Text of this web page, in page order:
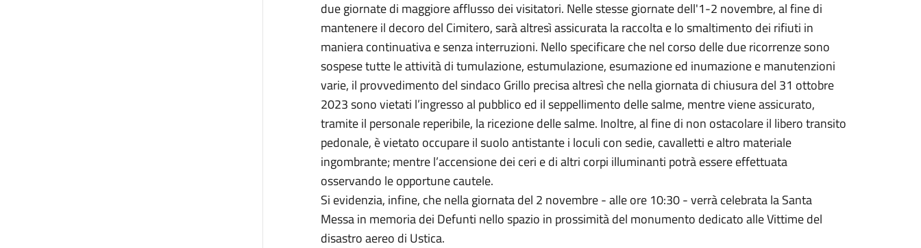
due giornate di maggiore afflusso dei visitatori. Nelle stesse giornate dell'1-2 novembre, al fine di
mantenere il decoro del Cimitero, sarà altresì assicurata la raccolta e lo smaltimento dei rifiuti in
maniera continuativa e senza interruzioni. Nello specificare che nel corso delle due ricorrenze sono
sospese tutte le attività di tumulazione, estumulazione, esumazione ed inumazione e manutenzioni
varie, il provvedimento del sindaco Grillo precisa altresì che nella giornata di chiusura del 31 ottobre
2023 sono vietati l’ingresso al pubblico ed il seppellimento delle salme, mentre viene assicurato,
tramite il personale reperibile, la ricezione delle salme. Inoltre, al fine di non ostacolare il libero transito
pedonale, è vietato occupare il suolo antistante i loculi con sedie, cavalletti e altro materiale
ingombrante; mentre l’accensione dei ceri e di altri corpi illuminanti potrà essere effettuata
osservando le opportune cautele.
Si evidenzia, infine, che nella giornata del 2 novembre - alle ore 10:30 - verrà celebrata la Santa
Messa in memoria dei Defunti nello spazio in prossimità del monumento dedicato alle Vittime del
disastro aereo di Ustica.